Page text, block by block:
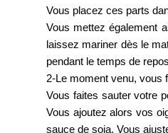
Vous placez ces parts
Vous mettez également
laissez mariner dès le
pendant le temps de
2-Le moment venu, vous
Vous faites sauter votre
Vous ajoutez alors vos
sauce de soja. Vous